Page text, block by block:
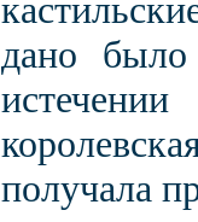
дано
получала